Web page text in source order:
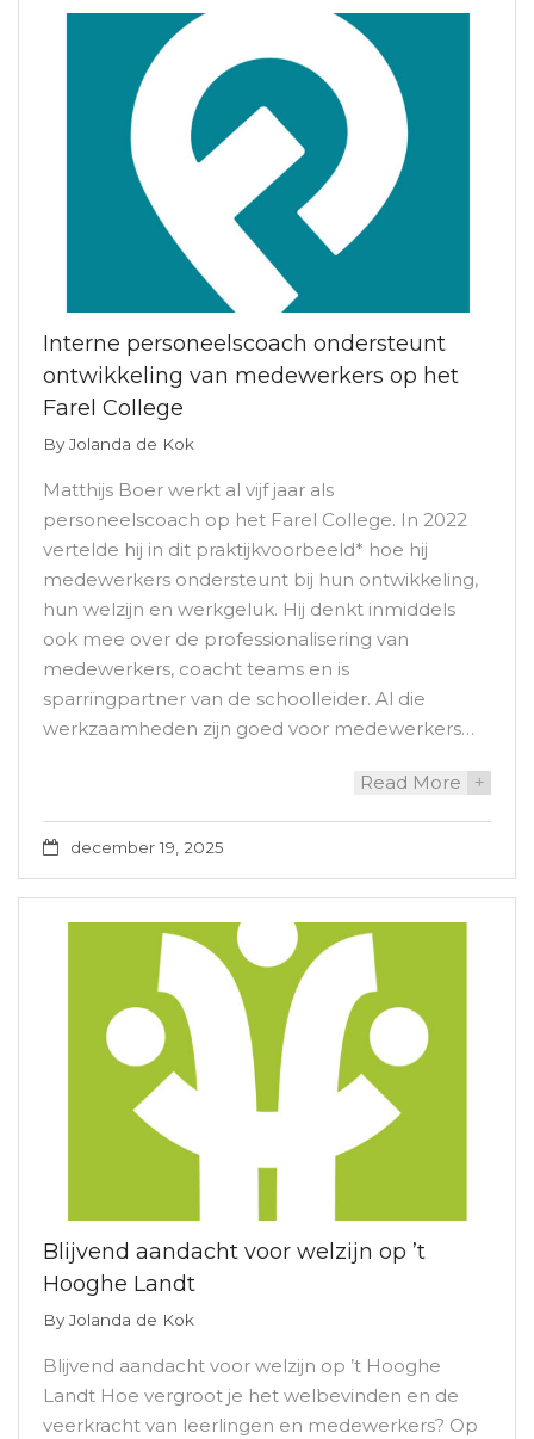
Interne personeelscoach ondersteunt
ontwikkeling van medewerkers op het
Farel College
By Jolanda de Kok
Matthijs Boer werkt al vijf jaar als
personeelscoach op het Farel College. In 2022
vertelde hij in dit praktijkvoorbeeld* hoe hij
medewerkers ondersteunt bij hun ontwikkeling,
hun welzijn en werkgeluk. Hij denkt inmiddels
ook mee over de professionalisering van
medewerkers, coacht teams en is
sparringpartner van de schoolleider. Al die
werkzaamheden zijn goed voor medewerkers…
Read More +
december 19, 2025
Blijvend aandacht voor welzijn op ’t
Hooghe Landt
By Jolanda de Kok
Blijvend aandacht voor welzijn op ’t Hooghe
Landt Hoe vergroot je het welbevinden en de
veerkracht van leerlingen en medewerkers? Op